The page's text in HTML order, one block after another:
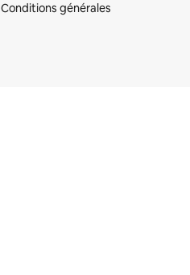
Conditions générales